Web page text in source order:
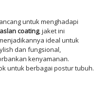
untuk menghadapi
coating, jaket ini
ideal untuk
dan fungsional,
kenyamanan.
untuk berbagai postur tubuh.